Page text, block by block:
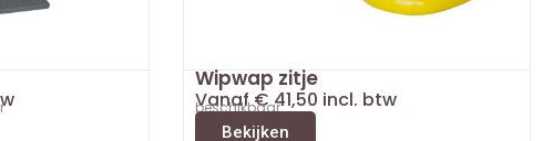
Wipwap zitje
Vanaf€41,50 incl. btw
beschikbaar
Bekijken